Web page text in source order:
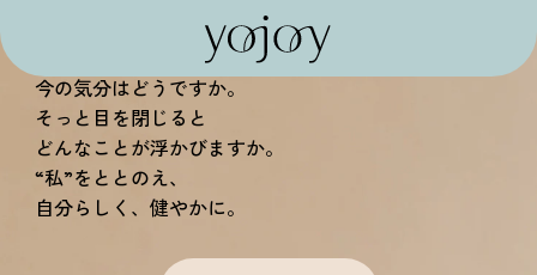
私がよろこぶ。
今の気分はどうですか。
そっと目を閉じると
どんなことが浮かびますか。
“私”をととのえ、
自分らしく、健やかに。